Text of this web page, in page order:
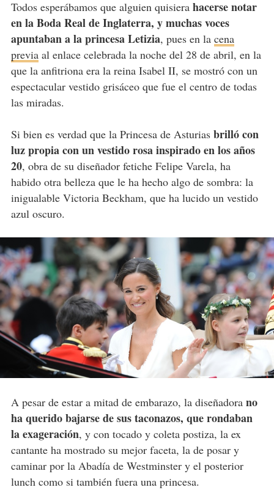
Todos esperábamos que alguien quisiera hacerse notar
en la Boda Real de Inglaterra, y muchas voces
apuntaban a la princesa Letizia, pues en la cena
previaal enlace celebrada la noche del 28 de abril, en la
que la anfitriona era la reina Isabel II, se mostró con un
espectacular vestido grisáceo que fue el centro de todas
las miradas.
Si bien es verdad que la Princesa de Asturias brilló con
luz propia con un vestido rosa inspirado en los años
20, obra de su diseñador fetiche Felipe Varela, ha
habido otra belleza que le ha hecho algo de sombra: la
inigualable Victoria Beckham, que ha lucido un vestido
azul oscuro.
A pesar de estar a mitad de embarazo, la diseñadora no
ha querido bajarse de sus taconazos, que rondaban
la exageración, y con tocado y coleta postiza, la ex
cantante ha mostrado su mejor faceta, la de posar y
caminar por la Abadía de Westminster y el posterior
lunch como si también fuera una princesa.